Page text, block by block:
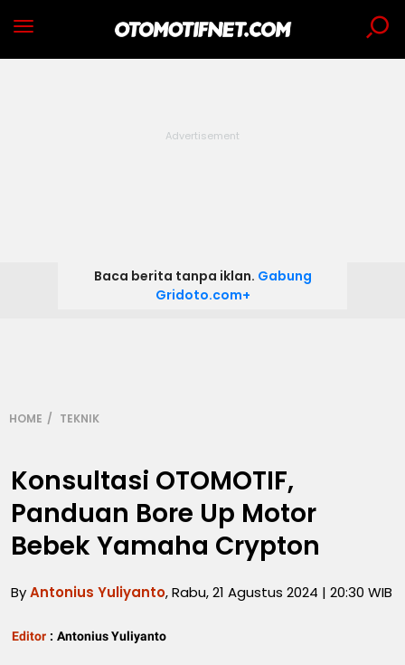
Baca berita tanpa iklan. Gabung
Gridoto.com+
HOME TEKNIK
Konsultasi OTOMOTIF,
Panduan Bore Up Motor
Bebek Yamaha Crypton
ByAntonius Yuliyanto, Rabu, 21 Agustus 2024 | 20:30 WIB
Editor : Antonius Yuliyanto